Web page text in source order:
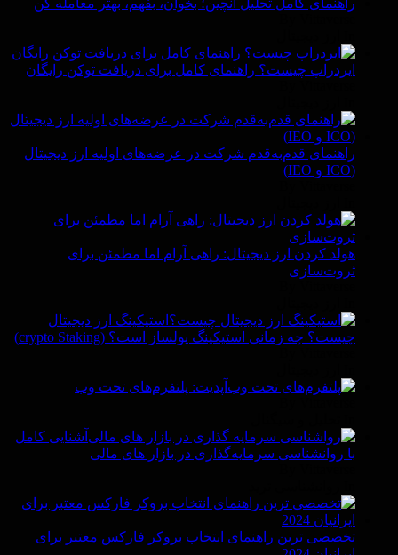
راهنمای کامل تحلیل آنچین؛ بخوان، بفهم، بهتر معامله کن
ایردراپ چیست؟ راهنمای کامل برای دریافت توکن رایگان
راهنمای قدم‌به‌قدم شرکت در عرضه‌های اولیه ارز دیجیتال
(ICO و IEO)
هولد کردن ارز دیجیتال: راهی آرام اما مطمئن برای
ثروت‌سازی
استیکینگ ارز دیجیتال
چیست؟ چه زمانی استیکینگ پولساز است؟ (crypto Staking)
آپدیت: پلتفرم‌های تحت وب
آشنایی کامل
با روانشناسی سرمایه‌گذاری در بازار های مالی
تخصصی ترین راهنمای انتخاب بروکر فارکس معتبر برای